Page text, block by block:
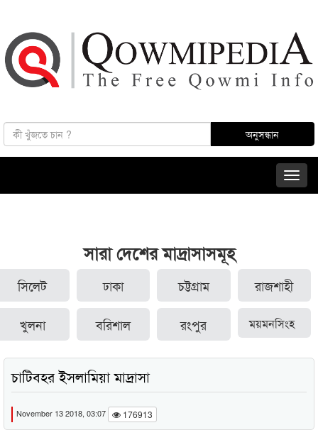
সারা দেশের মাদ্রাসাসমূহ
সিলেট ঢাকা চট্টগ্রাম রাজশাহী
খুলনা বরিশাল রংপুর ময়মনসিংহ
চাটিবহর ইসলামিয়া মাদ্রাসা
November 13 2018, 03:07 176913